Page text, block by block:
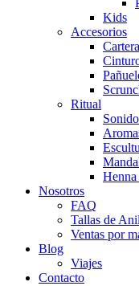
Kids
Accesorios
Ritual
Nosotros
FAQ
Tallas de
Ventas por
Blog
Viajes
Contacto